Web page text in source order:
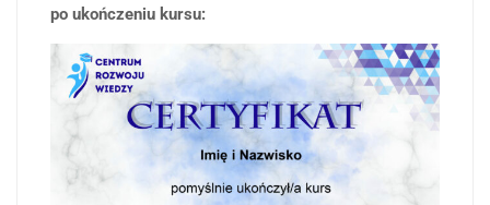
po ukończeniu kursu: